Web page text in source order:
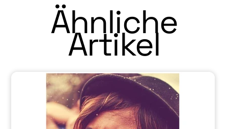
Ähnliche
Artikel